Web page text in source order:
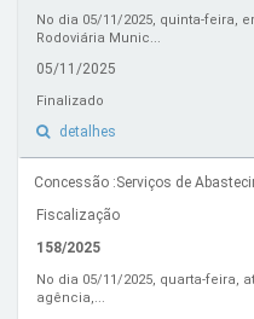
No dia 05/11/2025, quinta-feira,
Rodoviária Munic...
05/11/2025
Finalizado
detalhes
Concessão :Serviços de
Fiscalização
158/2025
No dia 05/11/2025, quarta-feira,
agência,...